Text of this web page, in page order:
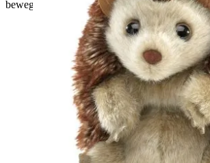
beweglichem Maul und Flügeln in den Händen.